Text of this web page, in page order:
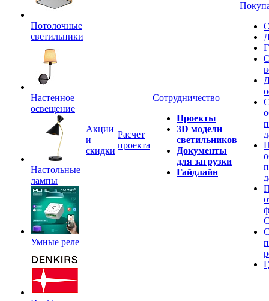
Потолочные
светильники
Настенное
освещение
Настольные
лампы
Умные реле
Акции
и
скидки
Расчет
проекта
Сотрудничество
Проекты
3D модели
светильников
Документы
для загрузки
Гайдлайн